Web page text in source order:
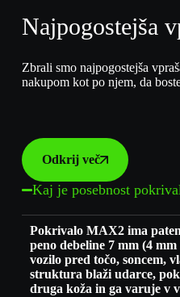
Najpogostejša
Zbrali smo najpogostejša
nakupom kot po njem, da
Odkrij več
Kaj je posebnost
Pokrivalo MAX2 ima
peno debeline 7 mm (4
vozilo pred točo, soncem,
struktura blaži udarce,
druga koža in ga varuje v